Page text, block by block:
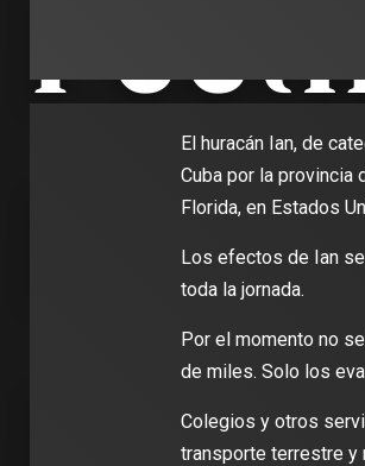
El huracán Ian, de
Cuba por la provincia
Florida, en Estados
Los efectos de Ian
toda la jornada.
Por el momento no
de miles. Solo los
Colegios y otros
transporte terrestre y